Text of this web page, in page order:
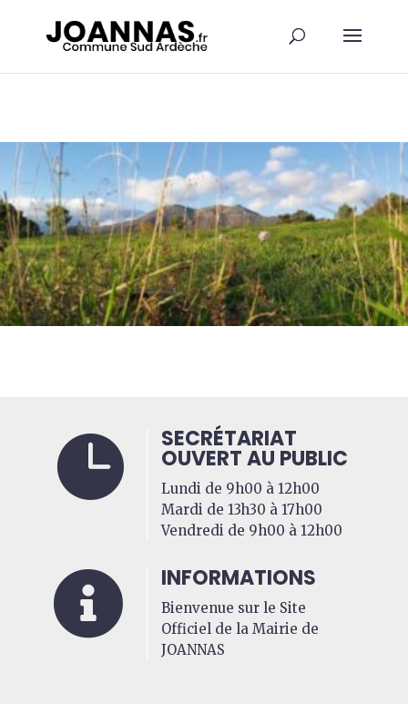
 SECRÉTARIAT
OUVERT AU PUBLIC
Lundi de 9h00 à 12h00
Mardi de 13h30 à 17h00
Vendredi de 9h00 à 12h00
 INFORMATIONS
Bienvenue sur le Site
Officiel de la Mairie de
JOANNAS